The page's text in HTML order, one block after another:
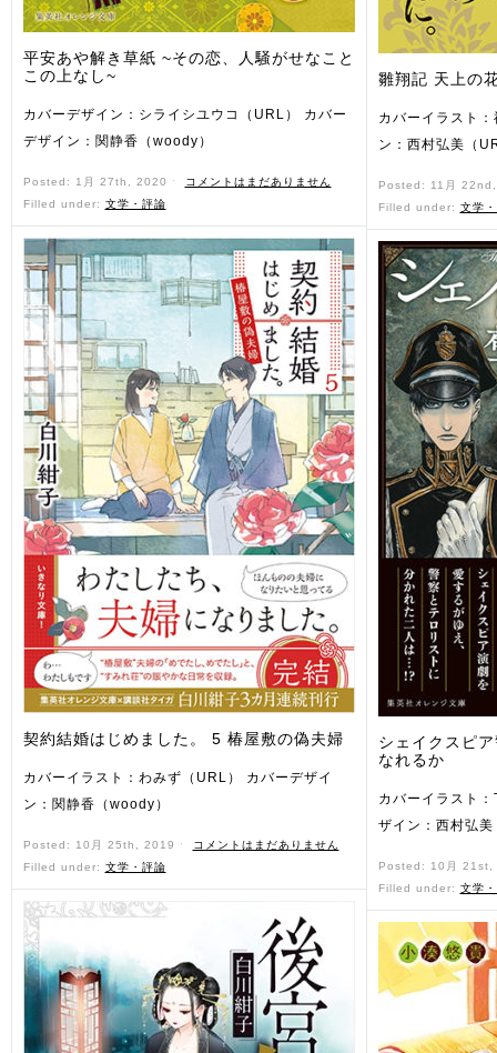
平安あや解き草紙 ~その恋、人騒がせなこと
この上なし~
カバーデザイン：シライシユウコ（URL） カバー
デザイン：関静香（woody）
Posted: 1月 27th, 2020 ˑ
コメントはまだありません
Filled under: 文学・評論
契約結婚はじめました。 5 椿屋敷の偽夫婦
カバーイラスト：わみず（URL） カバーデザイ
ン：関静香（woody）
Posted: 10月 25th, 2019 ˑ
コメントはまだありません
Filled under: 文学・評論
雛翔記 天上の
カバーイラスト
ン：西村弘美（
Posted: 11月
Filled under: 文学
シェイクスピ
なれるか
カバーイラスト
ザイン：西村弘
Posted: 10月
Filled under: 文学